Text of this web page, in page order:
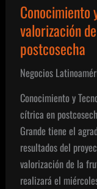
Conocimiento
valorización
postcosecha
Negocios
Conocimiento y
cítrica en
Grande tiene el
resultados del
valorización de la
realizará el